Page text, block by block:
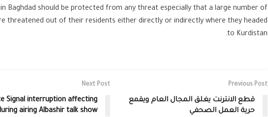
Baghdad should be protected from any threat especially that a large number of
threatened out of their residents either directly or indirectly where they headed
to Kurdistan.
Previous Post
قطع الانترنت يغلق المجال العام ويقمع
حرية العمل الصحفي
Next Post
Signal interruption affecting
airing Albashir talk show